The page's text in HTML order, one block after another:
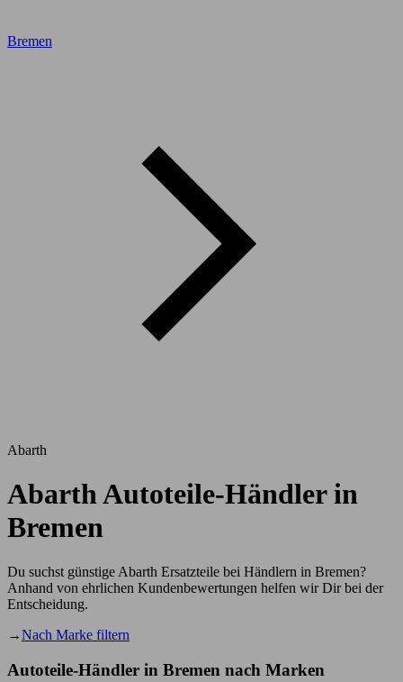
Bremen
Abarth
Abarth Autoteile-Händler in
Bremen
Du suchst günstige Abarth Ersatzteile bei Händlern in Bremen?
Anhand von ehrlichen Kundenbewertungen helfen wir Dir bei der
Entscheidung.
→Nach Marke filtern
Autoteile-Händler in Bremen nach Marken